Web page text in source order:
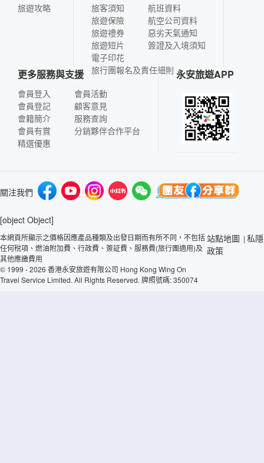
旅遊攻略
旅客須知
旅遊保險
旅遊禮券
旅遊短片
電子印花
航班資料
航空公司資料
惡劣天氣通知
簽證及入境須知
旅行團報名及責任細則
更多服務與支援
會員登入
會員登記
會籍簡介
會員有賞
精選優惠
會員活動
顧客意見
服務查詢
分銷夥伴合作平台
永安旅遊APP
關注我們
[object Object]
本網頁所顯示之價格因應產品種類及出發日期而有所不同，不包括
任何稅項、燃油附加費、行政費、簽証費、服務費(旅行團適用)及
其他應繳費用
© 1999 - 2026 香港永安旅遊有限公司 Hong Kong Wing On
Travel Service Limited. All Rights Reserved. 牌照號碼: 350074
站點地圖 | 私隱
政策